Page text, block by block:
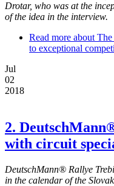
Drotar, who was at the
of the idea in the interview.
Read more about
to exceptional
Jul
02
2018
2.
with circuit
DeutschMann® Rallye
in the calendar of the